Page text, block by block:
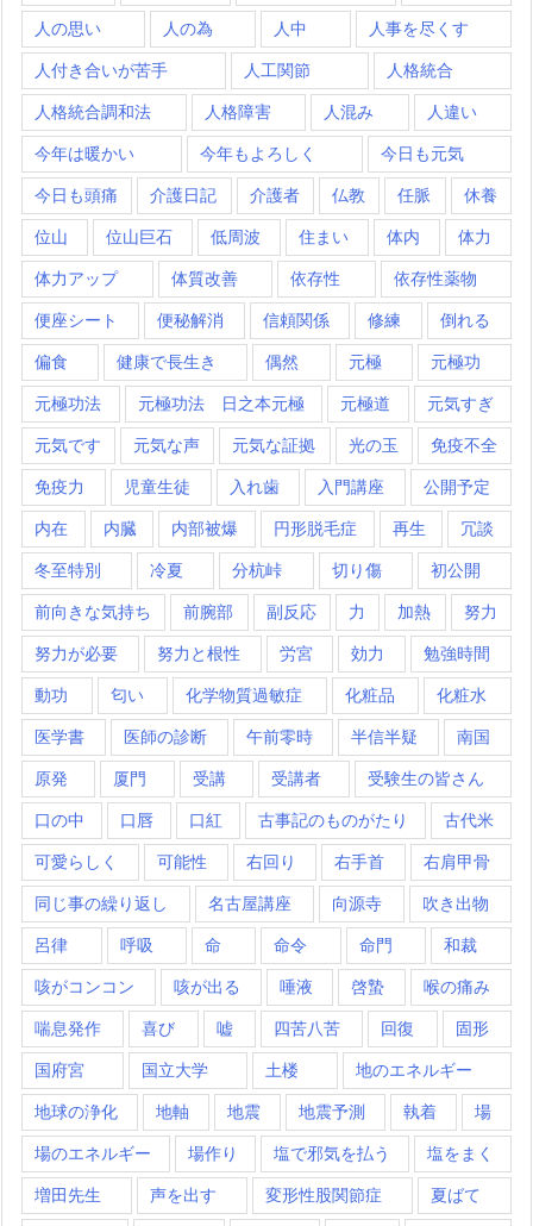
人の思い 人の為 人中 人事を尽くす
人付き合いが苦手 人工関節 人格統合
人格統合調和法 人格障害 人混み 人違い
今年は暖かい 今年もよろしく 今日も元気
今日も頭痛 介護日記 介護者 仏教 任脈 休養
位山 位山巨石 低周波 住まい 体内 体力
体力アップ 体質改善 依存性 依存性薬物
便座シート 便秘解消 信頼関係 修練 倒れる
偏食 健康で長生き 偶然 元極 元極功
元極功法 元極功法 日之本元極 元極道 元気すぎ
元気です 元気な声 元気な証拠 光の玉 免疫不全
免疫力 児童生徒 入れ歯 入門講座 公開予定
内在 内臓 内部被爆 円形脱毛症 再生 冗談
冬至特別 冷夏 分杭峠 切り傷 初公開
前向きな気持ち 前腕部 副反応 力 加熱 努力
努力が必要 努力と根性 労宮 効力 勉強時間
動功 匂い 化学物質過敏症 化粧品 化粧水
医学書 医師の診断 午前零時 半信半疑 南国
原発 厦門 受講 受講者 受験生の皆さん
口の中 口唇 口紅 古事記のものがたり 古代米
可愛らしく 可能性 右回り 右手首 右肩甲骨
同じ事の繰り返し 名古屋講座 向源寺 吹き出物
呂律 呼吸 命 命令 命門 和裁
咳がコンコン 咳が出る 唾液 啓蟄 喉の痛み
喘息発作 喜び 嘘 四苦八苦 回復 固形
国府宮 国立大学 土楼 地のエネルギー
地球の浄化 地軸 地震 地震予測 執着 場
場のエネルギー 場作り 塩で邪気を払う 塩をまく
増田先生 声を出す 変形性股関節症 夏ばて